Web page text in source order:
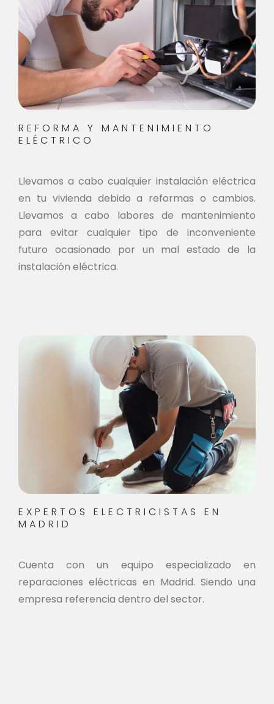
REFORMA Y MANTENIMIENTO
ELÉCTRICO
Llevamos a cabo cualquier instalación eléctrica
en tu vivienda debido a reformas o cambios.
Llevamos a cabo labores de mantenimiento
para evitar cualquier tipo de inconveniente
futuro ocasionado por un mal estado de la
instalación eléctrica.
EXPERTOS ELECTRICISTAS EN
MADRID
Cuenta con un equipo especializado en
reparaciones eléctricas en Madrid. Siendo una
empresa referencia dentro del sector.